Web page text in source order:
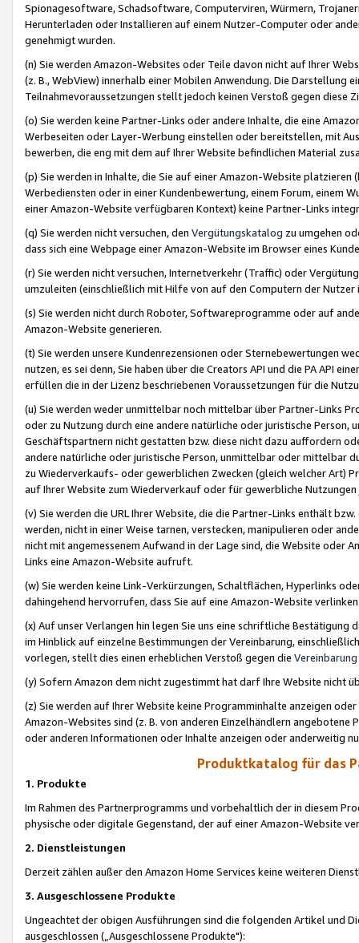
Spionagesoftware, Schadsoftware, Computerviren, Würmern,
Herunterladen oder Installieren auf einem Nutzer-Computer oder
genehmigt wurden.
(n) Sie werden Amazon-Websites oder Teile davon nicht auf Ihrer
(z. B., WebView) innerhalb einer Mobilen Anwendung. Die Darstellung
Teilnahmevoraussetzungen stellt jedoch keinen Verstoß gegen diese
(o) Sie werden keine Partner-Links oder andere Inhalte, die eine
Werbeseiten oder Layer-Werbung einstellen oder bereitstellen, mit
bewerben, die eng mit dem auf Ihrer Website befindlichen Material
(p) Sie werden in Inhalte, die Sie auf einer Amazon-Website
Werbediensten oder in einer Kundenbewertung, einem Forum, einem
einer Amazon-Website verfügbaren Kontext) keine Partner-Links
(q) Sie werden nicht versuchen, den Vergütungskatalog zu umgehen
dass sich eine Webpage einer Amazon-Website im Browser eines
(r) Sie werden nicht versuchen, Internetverkehr (Traffic) oder
umzuleiten (einschließlich mit Hilfe von auf den Computern der
(s) Sie werden nicht durch Roboter, Softwareprogramme oder auf
Amazon-Website generieren.
(t) Sie werden unsere Kundenrezensionen oder Sternebewertungen
nutzen, es sei denn, Sie haben über die Creators API und die PA API
erfüllen die in der Lizenz beschriebenen Voraussetzungen für die
(u) Sie werden weder unmittelbar noch mittelbar über Partner-Links
oder zu Nutzung durch eine andere natürliche oder juristische
Geschäftspartnern nicht gestatten bzw. diese nicht dazu auffordern
andere natürliche oder juristische Person, unmittelbar oder mittelbar
zu Wiederverkaufs- oder gewerblichen Zwecken (gleich welcher Art)
auf Ihrer Website zum Wiederverkauf oder für gewerbliche
(v) Sie werden die URL Ihrer Website, die die Partner-Links enthält
werden, nicht in einer Weise tarnen, verstecken, manipulieren oder
nicht mit angemessenem Aufwand in der Lage sind, die Website oder
Links eine Amazon-Website aufruft.
(w) Sie werden keine Link-Verkürzungen, Schaltflächen, Hyperlinks
dahingehend hervorrufen, dass Sie auf eine Amazon-Website
(x) Auf unser Verlangen hin legen Sie uns eine schriftliche
im Hinblick auf einzelne Bestimmungen der Vereinbarung,
vorlegen, stellt dies einen erheblichen Verstoß gegen die Vereinbarung
(y) Sofern Amazon dem nicht zugestimmt hat darf Ihre Website nicht
(z) Sie werden auf Ihrer Website keine Programminhalte anzeigen
Amazon-Websites sind (z. B. von anderen Einzelhändlern
oder anderen Informationen oder Inhalte anzeigen oder anderweitig
Produktkatalog für das
1. Produkte
Im Rahmen des Partnerprogramms und vorbehaltlich der in diesem
physische oder digitale Gegenstand, der auf einer Amazon-Website
2. Dienstleistungen
Derzeit zählen außer den Amazon Home Services keine weiteren
3. Ausgeschlossene Produkte
Ungeachtet der obigen Ausführungen sind die folgenden Artikel und
ausgeschlossen („Ausgeschlossene Produkte"):